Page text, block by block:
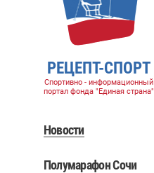
РЕЦЕПТ-СПОРТ
Спортивно - информационный
портал фонда "Единая страна"
Новости
Полумарафон Сочи